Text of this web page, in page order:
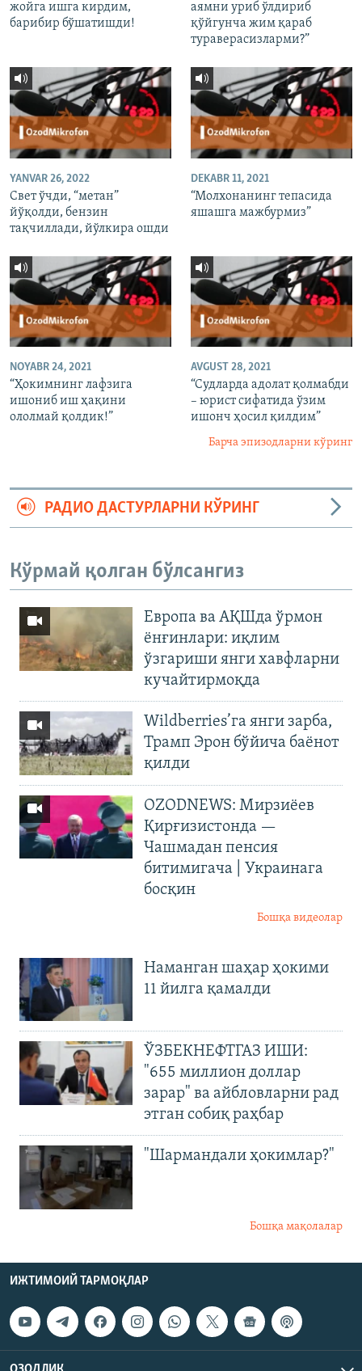
жойга ишга кирдим,
барибир бўшатишди!
аямни уриб ўлдириб
қўйгунча жим қараб
тураверасизларми?”
YANVAR 26, 2022
Свет ўчди, “метан”
йўқолди, бензин
тақчиллади, йўлкира ошди
DEKABR 11, 2021
“Молхонанинг тепасида
яшашга мажбурмиз”
NOYABR 24, 2021
“Ҳокимнинг лафзига
ишониб иш ҳақини
ололмай қолдик!”
AVGUST 28, 2021
“Судларда адолат қолмабди
– юрист сифатида ўзим
ишонч ҳосил қилдим”
Барча эпизодларни кўринг
РАДИО ДАСТУРЛАРНИ КЎРИНГ
Кўрмай қолган бўлсангиз
Европа ва АҚШда ўрмон
ёнғинлари: иқлим
ўзгариши янги хавфларни
кучайтирмоқда
Wildberries’га янги зарба,
Трамп Эрон бўйича баёнот
қилди
OZODNEWS: Мирзиёев
Қирғизистонда —
Чашмадан пенсия
битимигача | Украинага
босқин
Бошқа видеолар
Наманган шаҳар ҳокими
11 йилга қамалди
ЎЗБЕКНЕФТГАЗ ИШИ:
"655 миллион доллар
зарар" ва айбловларни рад
этган собиқ раҳбар
"Шармандали ҳокимлар?"
Бошқа мақолалар
ИЖТИМОИЙ ТАРМОҚЛАР